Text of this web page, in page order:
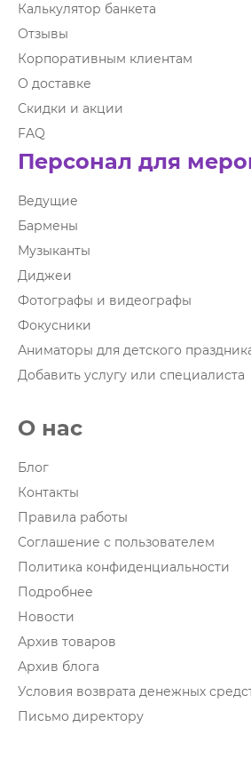
Калькулятор банкета
Отзывы
Корпоративным клиентам
О доставке
Скидки и акции
FAQ
Персонал для
Ведущие
Бармены
Музыканты
Диджеи
Фотографы и видеографы
Фокусники
Аниматоры для детского
Добавить услугу или специалиста
О нас
Блог
Контакты
Правила работы
Соглашение с пользователем
Политика конфиденциальности
Подробнее
Новости
Архив товаров
Архив блога
Условия возврата денежных
Письмо директору